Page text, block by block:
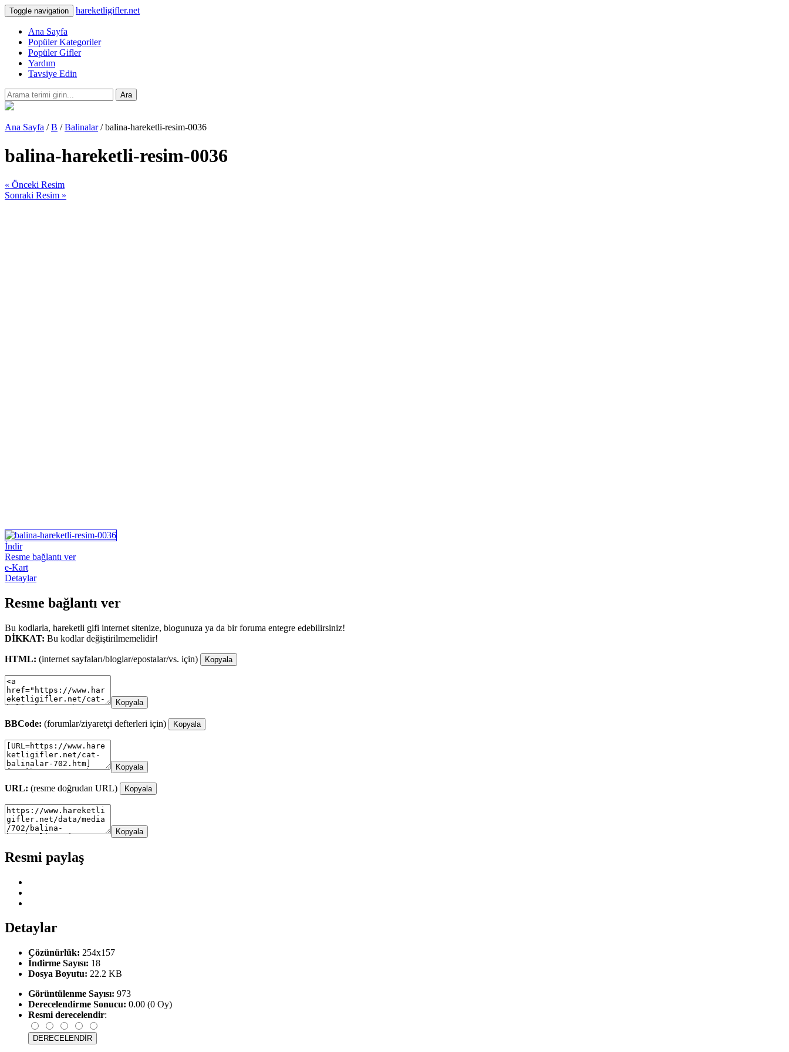
Toggle navigation hareketligifler.net
Ana Sayfa
Popüler Kategoriler
Popüler Gifler
Yardım
Tavsiye Edin
Ara
Ana Sayfa /B /Balinalar/ balina-hareketli-resim-0036
balina-hareketli-resim-0036
« Önceki Resim
Sonraki Resim »
İndir
Resme bağlantı ver
e-Kart
Detaylar
Resme bağlantı ver
Bu kodlarla, hareketli gifi internet sitenize, blogunuza ya da bir foruma entegre edebilirsiniz!
DİKKAT: Bu kodlar değiştirilmemelidir!
HTML: (internet sayfaları/bloglar/epostalar/vs. için) Kopyala
Kopyala
BBCode: (forumlar/ziyaretçi defterleri için) Kopyala
Kopyala
URL: (resme doğrudan URL) Kopyala
Kopyala
Resmi paylaş
Detaylar
Çözünürlük: 254x157
İndirme Sayısı: 18
Dosya Boyutu: 22.2 KB
Görüntülenme Sayısı: 973
Derecelendirme Sonucu: 0.00 (0 Oy)
Resmi derecelendir: